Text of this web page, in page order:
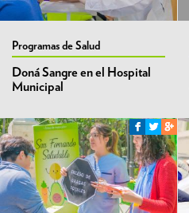
Programas de Salud
Doná Sangre en el Hospital
Municipal